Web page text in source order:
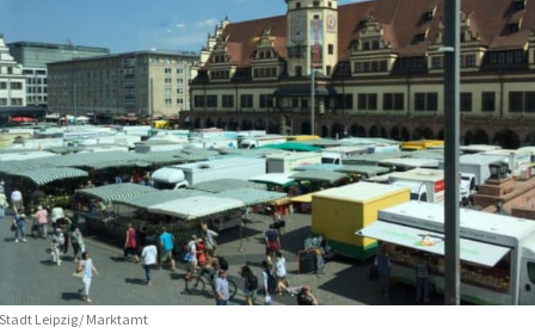
Leipzig/ Marktamt